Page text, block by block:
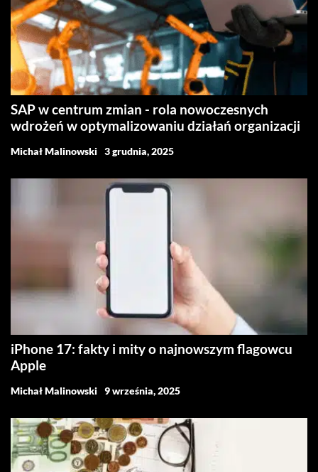
SAP w centrum zmian - rola nowoczesnych
wdrożeń w optymalizowaniu działań organizacji
Michał Malinowski 3 grudnia, 2025
iPhone 17: fakty i mity o najnowszym flagowcu
Apple
Michał Malinowski 9 września, 2025